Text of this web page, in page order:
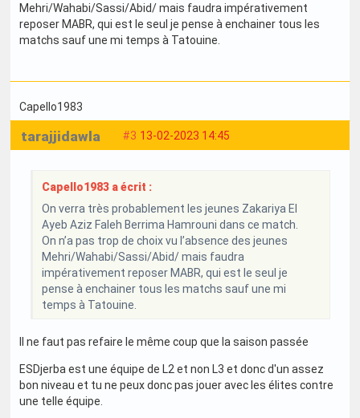
Mehri/Wahabi/Sassi/Abid/ mais faudra impérativement
reposer MABR, qui est le seul je pense à enchainer tous les
matchs sauf une mi temps à Tatouine.
Capello1983
#3 13-02-2023 14:45
tarajjidawla
Capello1983 a écrit :
On verra très probablement les jeunes Zakariya El
Ayeb Aziz Faleh Berrima Hamrouni dans ce match.
On n’a pas trop de choix vu l’absence des jeunes
Mehri/Wahabi/Sassi/Abid/ mais faudra
impérativement reposer MABR, qui est le seul je
pense à enchainer tous les matchs sauf une mi
temps à Tatouine.
Il ne faut pas refaire le même coup que la saison passée
ESDjerba est une équipe de L2 et non L3 et donc d'un assez
bon niveau et tu ne peux donc pas jouer avec les élites contre
une telle équipe.